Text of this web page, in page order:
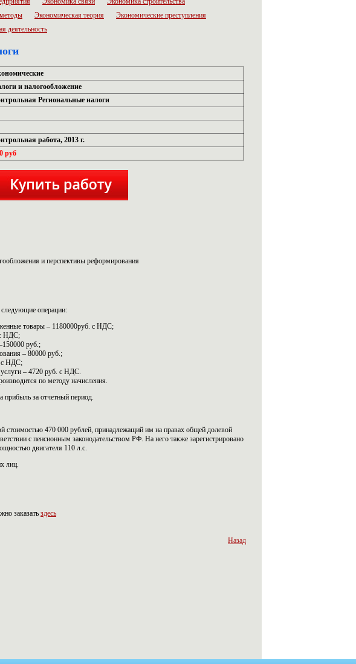
Экономическая теория
Экономические преступления
деятельность
и налогообложение
Региональные налоги
работа, 2013 г.
руб
и перспективы реформирования
следующие операции:
товары – 1180000руб. с НДС;
НДС;
руб.;
– 80000 руб.;
с НДС;
– 4720 руб. с НДС.
по методу начисления.
прибыль за отчетный период.
470 000 рублей, принадлежащий им на правах общей долевой
с пенсионным законодательством РФ. На него также зарегистрировано
двигателя 110 л.с.
лиц.
заказать здесь
Назад